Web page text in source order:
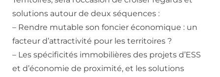
solutions autour de deux séquences :
– Rendre mutable son foncier économique : un
facteur d’attractivité pour les territoires ?
– Les spécificités immobilières des projets d’ESS
et d’économie de proximité, et les solutions